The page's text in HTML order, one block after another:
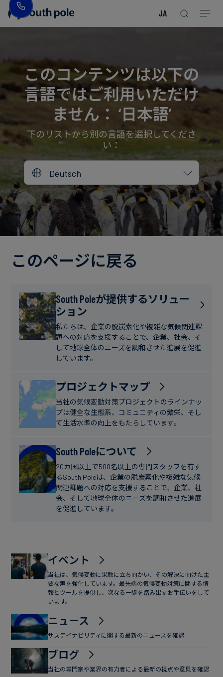
JA
役
員
紹
介
所
地
誠
実
へ
り
み
ァ
ッ
シ
ョ
ン
エ
ル
ギ
ー・
電
ガ
ス
食
飲
料
ス
テ
ナ
ブ
フ
ァ
イ
ナ
ン
ク
ト
を
見
る
レ
ポ
ー
ト
後
イ
ベ
ン
ト
ブ
ロ
ー
ス
ス
デ
ィ
ニ
ー
ス
Read more
Read more
Read more
Read more
Read more
Read more
Read more
Read more
Read more Read more
このコンテンツは以下の
言語ではご利用いただけ
ません： ‘日本語’
下のリストから別の言語を選択してくださ
い：
Deutsch
このページに戻る
South Poleが提供するソリュー
ション
私たちは、企業の脱炭素化や複雑な気候関連課
題への対応を支援することで、企業、社会、そ
して地球全体のニーズを調和させた進展を促進
しています。
プロジェクトマップ
当社の気候変動対策プロジェクトのラインナッ
プは健全な生態系、コミュニティの繁栄、そし
て生活水準の向上をもたらしています。
South Poleについて
20カ国以上で500名以上の専門スタッフを有す
るSouth Poleは、企業の脱炭素化や複雑な気候
関連課題への対応を支援することで、企業、社
会、そして地球全体のニーズを調和させた進展
を促進しています。
イベント
当社は、気候変動に果敢に立ち向かい、その解決に向けた主
要な声を強化しています。最先端の気候変動対策に関する情
報とツールを提供し、次なる一歩を踏み出すお手伝いをして
います。
ニュース
サステイナビリティに関する最新のニュースを確認
ブログ
当社の専門家や業界の有力者による最新の視点や意見を確認